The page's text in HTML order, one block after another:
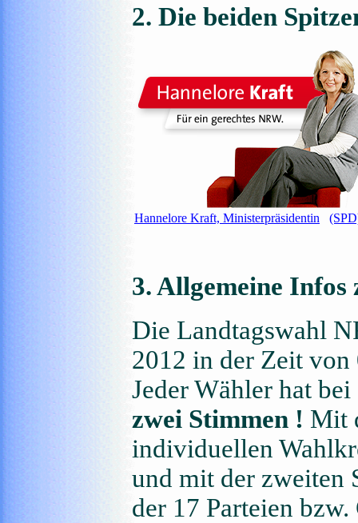
2. Die beiden
Hannelore Kraft, Ministerpräsidentin
3. Allgemeine
Die Landtagswahl
2012 in der Zeit
Jeder Wähler hat
zwei Stimmen ! Mit
individuellen
und mit der zweiten
der 17 Parteien